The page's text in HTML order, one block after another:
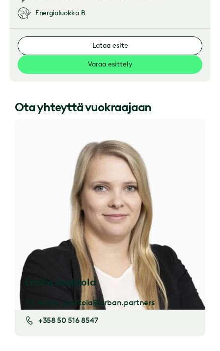
Energialuokka B
Lataa esite
Varaa esittely
Ota yhteyttä vuokraajaan
Emilia Jaakkola
emilia.jaakkola@urban.partners
+358 50 516 8547